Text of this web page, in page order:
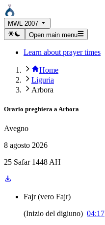
MWL 2007
Open main menu
Learn about prayer times
Home
Liguria
Arbora
Orario preghiera a Arbora
Avegno
8 agosto 2026
25 Safar 1448 AH
Fajr (vero Fajr)
(Inizio del digiuno) 04:17